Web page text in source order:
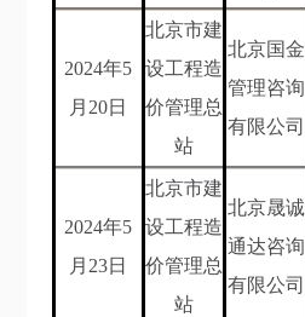
2024年5
月20日
北京市建
设工程造
价管理总
站
北京国金
管理咨询
有限公司
2024年5
月23日
北京市建
设工程造
价管理总
站
北京晟诚
通达咨询
有限公司